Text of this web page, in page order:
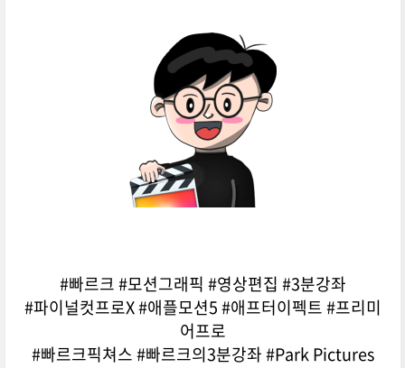
#빠르크 #모션그래픽 #영상편집 #3분강좌
#파이널컷프로X #애플모션5 #애프터이펙트 #프리미
어프로
#빠르크픽쳐스 #빠르크의3분강좌 #Park Pictures